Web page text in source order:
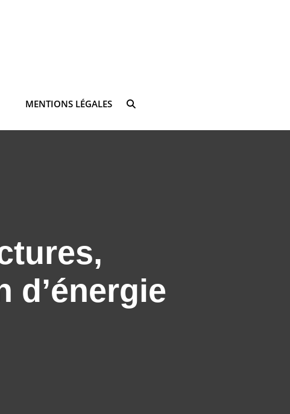
MENTIONS LÉGALES
d’énergie